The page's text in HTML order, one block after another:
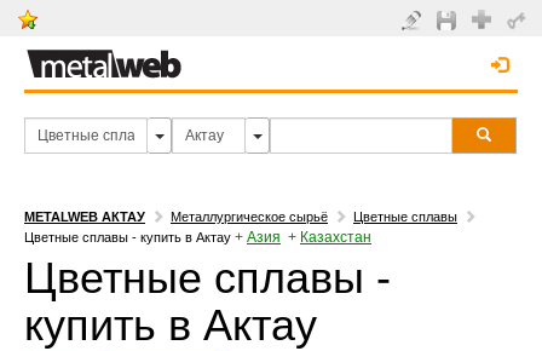
METALWEB АКТАУ Металлургическое сырьё
Цветные сплавы
Цветные сплавы - купить в Актау + Азия + Казахстан
Цветные сплавы -
купить в Актау